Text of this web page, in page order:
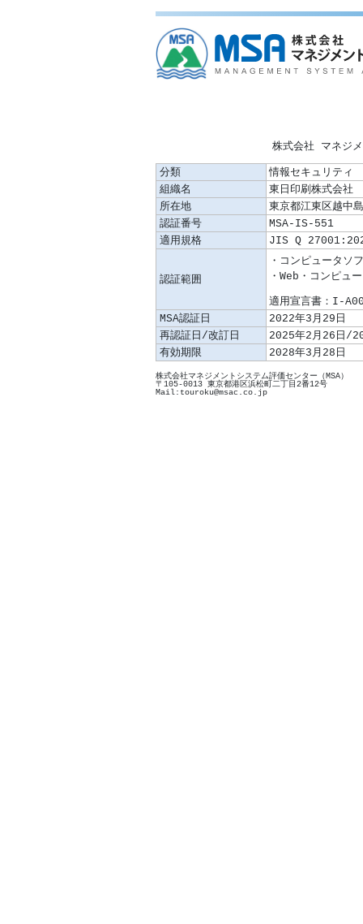
株式会社 マネジ
分類
情報セキュリティ
組織名
東日印刷株式会社
所在地
東京都江東区越中
認証番号
MSA-IS-551
適用規格
JIS Q
認証範囲
適用宣言書：I-
MSA認証日
2022年3月29日
再認証日/改訂日
2025年2月26日/
有効期限
2028年3月28日
株式会社マネジメントシステム評価センター（MSA）
〒105-0013 東京都港区浜松町二丁目2番12号
Mail:touroku@msac.co.jp